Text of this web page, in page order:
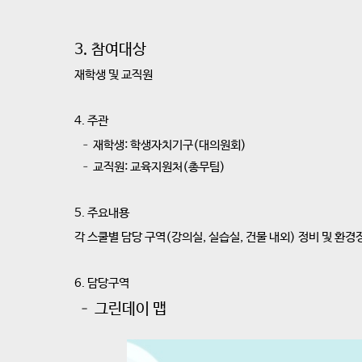
3. 참여대상
재학생 및 교직원
4. 주관
– 재학생: 학생자치기구(대의원회)
– 교직원: 교육지원처(총무팀)
5. 주요내용
각 스쿨별 담당 구역(강의실, 실습실, 건물 내외) 정비 및 환경
6. 담당구역
– 그린데이 맵